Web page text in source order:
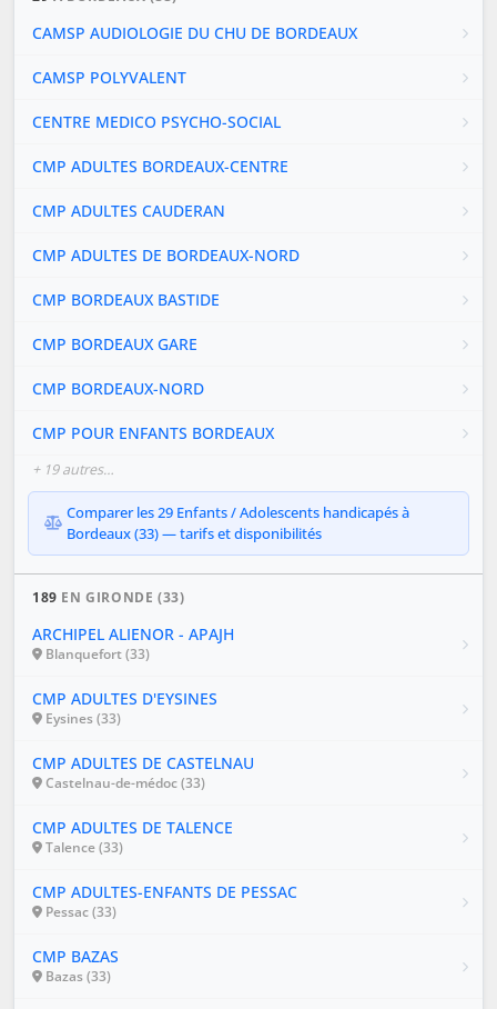
CAMSP AUDIOLOGIE DU CHU DE BORDEAUX
CAMSP POLYVALENT
CENTRE MEDICO PSYCHO-SOCIAL
CMP ADULTES BORDEAUX-CENTRE
CMP ADULTES CAUDERAN
CMP ADULTES DE BORDEAUX-NORD
CMP BORDEAUX BASTIDE
CMP BORDEAUX GARE
CMP BORDEAUX-NORD
CMP POUR ENFANTS BORDEAUX
+ 19 autres…
Comparer les 29 Enfants / Adolescents handicapés à
Bordeaux (33) — tarifs et disponibilités
189 EN GIRONDE (33)
ARCHIPEL ALIENOR - APAJH
Blanquefort (33)
CMP ADULTES D'EYSINES
Eysines (33)
CMP ADULTES DE CASTELNAU
Castelnau-de-médoc (33)
CMP ADULTES DE TALENCE
Talence (33)
CMP ADULTES-ENFANTS DE PESSAC
Pessac (33)
CMP BAZAS
Bazas (33)